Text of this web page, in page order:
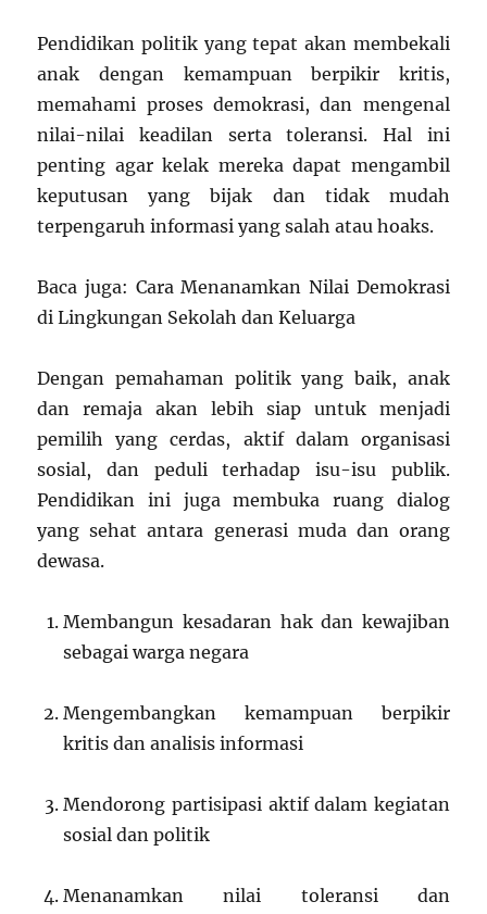
Pendidikan politik yang tepat akan membekali
anak dengan kemampuan berpikir kritis,
memahami proses demokrasi, dan mengenal
nilai-nilai keadilan serta toleransi. Hal ini
penting agar kelak mereka dapat mengambil
keputusan yang bijak dan tidak mudah
terpengaruh informasi yang salah atau hoaks.
Baca juga: Cara Menanamkan Nilai Demokrasi
di Lingkungan Sekolah dan Keluarga
Dengan pemahaman politik yang baik, anak
dan remaja akan lebih siap untuk menjadi
pemilih yang cerdas, aktif dalam organisasi
sosial, dan peduli terhadap isu-isu publik.
Pendidikan ini juga membuka ruang dialog
yang sehat antara generasi muda dan orang
dewasa.
Membangun kesadaran hak dan kewajiban
sebagai warga negara
Mengembangkan kemampuan berpikir
kritis dan analisis informasi
Mendorong partisipasi aktif dalam kegiatan
sosial dan politik
Menanamkan nilai toleransi dan